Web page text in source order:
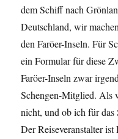
dem Schiff nach
Deutschland, wir
den Faröer-Inseln. Für
ein Formular für diese
Faröer-Inseln zwar
Schengen-Mitglied. Als
nicht, und ob ich für das
Der Reiseveranstalter